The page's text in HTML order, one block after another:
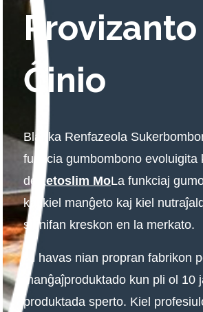
Provizanto
Ĉinio
Blanka Renfazeola
funkcia gumbombono evoluigita
de
Ketoslim MoLa funkciaj
kaj kiel manĝeto kaj kiel
signifan kreskon en la merkato.
Ni havas nian propran fabrikon
manĝaĵproduktado kun pli ol 10
produktada sperto. Kiel